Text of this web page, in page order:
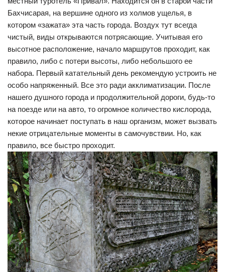
Бахчисарая, на вершине одного из холмов ущелья, в
котором «зажата» эта часть города. Воздух тут всегда
чистый, виды открываются потрясающие. Учитывая его
высотное расположение, начало маршрутов проходит, как
правило, либо с потери высоты, либо небольшого ее
набора. Первый катательный день рекомендую устроить не
особо напряженный. Все это ради акклиматизации. После
нашего душного города и продолжительной дороги, будь-то
на поезде или на авто, то огромное количество кислорода,
которое начинает поступать в наш организм, может вызвать
некие отрицательные моменты в самочувствии. Но, как
правило, все быстро проходит.